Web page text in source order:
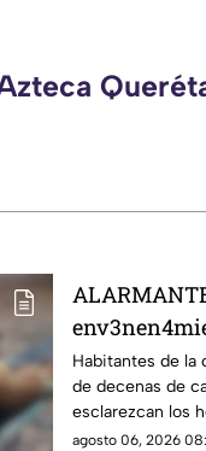
en esta zona
SENSIBLES
Habitantes de la
de decenas de
esclarezcan los
posibles
agosto 06, 2026